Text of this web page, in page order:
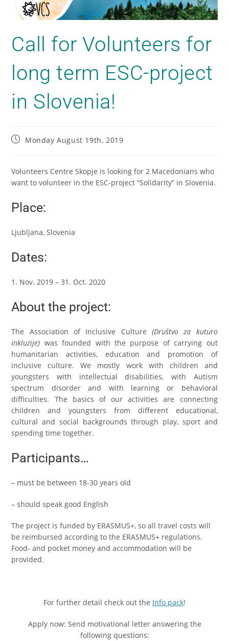
Call for Volunteers for
long term ESC-project
in Slovenia!
Monday August 19th, 2019
Volunteers Centre Skopje is looking for 2 Macedonians who
want to volunteer in the ESC-project “Solidarity” in Slovenia.
Place:
Ljubljana, Slovenia
Dates:
1. Nov. 2019 – 31. Oct. 2020
About the project:
The Association of Inclusive Culture (Društvo za kuturo
inkluzije) was founded with the purpose of carrying out
humanitarian activities, education and promotion of
inclusive culture. We mostly work with children and
youngsters with intellectual disabilities, with Autism
spectrum disorder and with learning or behavioral
difficulties. The basics of our activities are connecting
children and youngsters from different educational,
cultural and social backgrounds through play, sport and
spending time together.
Participants…
– must be between 18-30 years old
– should speak good English
The project is funded by ERASMUS+, so all travel costs will
be reimbursed according to the ERASMUS+ regulations.
Food- and pocket money and accommodation will be
provided.
For further detail check out the Info pack!
Apply now: Send motivational letter answering the
following questions: